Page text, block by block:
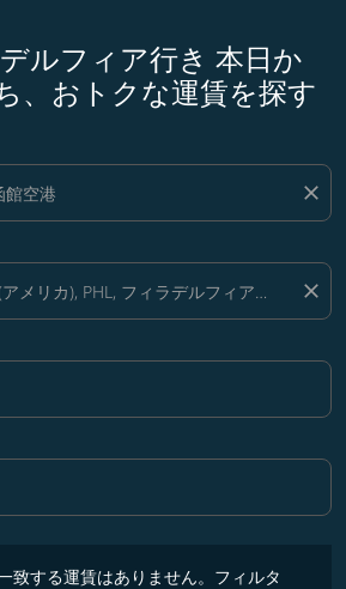
ルフィア行き 本日か
、おトクな運賃を探す
close
close
クラス Selected
致する運賃はありません。フィルタ